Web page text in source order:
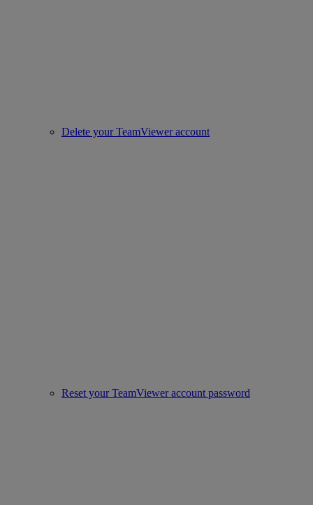
Delete your TeamViewer account
Reset your TeamViewer account password